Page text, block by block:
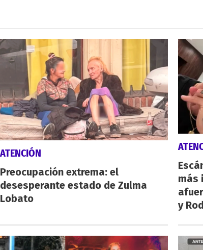
ATENCIÓN
Preocupación extrema: el
desesperante estado de Zulma
Lobato
más
y